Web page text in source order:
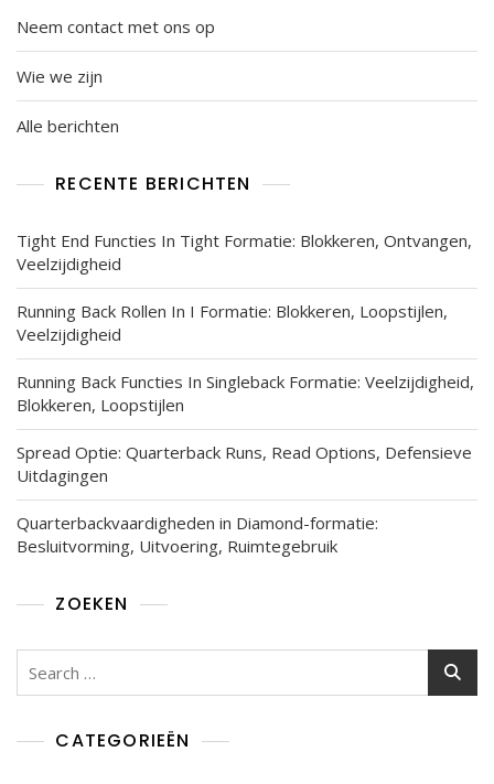
Neem contact met ons op
Wie we zijn
Alle berichten
RECENTE BERICHTEN
Tight End Functies In Tight Formatie: Blokkeren, Ontvangen,
Veelzijdigheid
Running Back Rollen In I Formatie: Blokkeren, Loopstijlen,
Veelzijdigheid
Running Back Functies In Singleback Formatie: Veelzijdigheid,
Blokkeren, Loopstijlen
Spread Optie: Quarterback Runs, Read Options, Defensieve
Uitdagingen
Quarterbackvaardigheden in Diamond-formatie:
Besluitvorming, Uitvoering, Ruimtegebruik
ZOEKEN
CATEGORIEËN